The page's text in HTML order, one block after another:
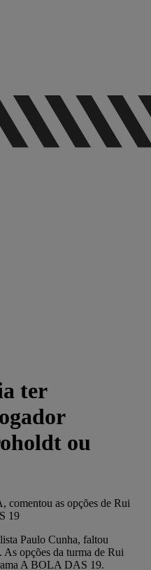
ter
ou
comentou as opções de Rui
19
Paulo Cunha, faltou
opções da turma de Rui
A BOLA DAS 19.